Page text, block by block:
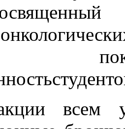
всем